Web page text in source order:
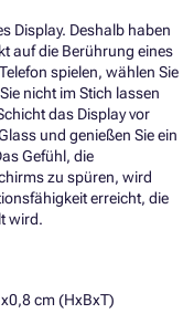
Display. Deshalb haben
auf die Berührung eines
spielen, wählen Sie
nicht im Stich lassen
das Display vor
und genießen Sie ein
Gefühl, die
zu spüren, wird
erreicht, die
wird.
cm (HxBxT)